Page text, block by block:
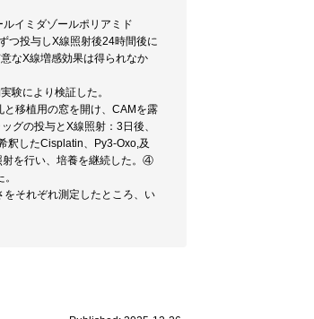
イミダゾールポリアミド
つ投与しX線照射後24時間後に
なX線増感効果は得られなか
験により検証した。
移植用の窓を開け、CAMを露
グの投与とX線照射：3日後、
釈したCisplatin、Py3-Oxo,及
射を行い、培養を継続した。④
それぞれ測定したところ、い